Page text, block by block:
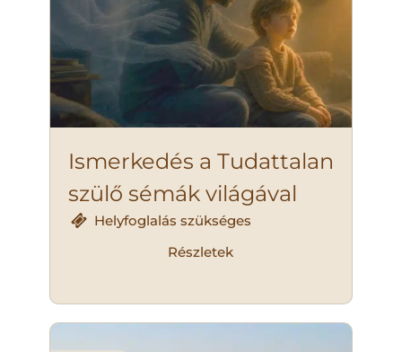
Ismerkedés a Tudattalan
szülő sémák világával
Helyfoglalás szükséges
Részletek